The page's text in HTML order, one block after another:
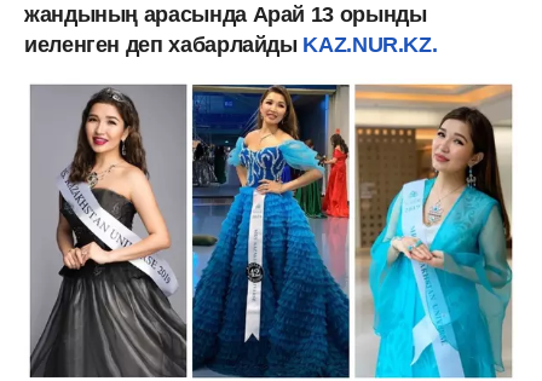
жандының арасында Арай 13 орынды
иеленген деп хабарлайды KAZ.NUR.KZ.